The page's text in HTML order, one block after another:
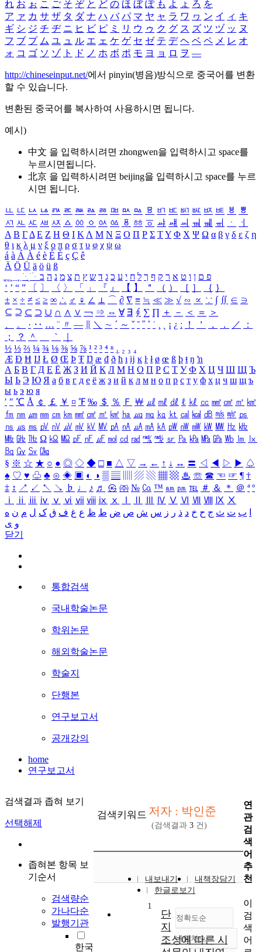
れ お ぉ こ ご そ ぞ と ど の ほ ぼ ぽ も よ ょ ろ を
ア ァ カ サ ザ タ ダ ナ ハ バ パ マ ヤ ャ ラ ワ ヮ ン イ ィ キ
ギ シ ジ チ ヂ ニ ヒ ビ ピ ミ リ ウ ゥ ク グ ス ズ ツ ヅ ッ ヌ
フ ブ プ ム ユ ュ ル エ ェ ケ ゲ セ ゼ テ デ ヘ ベ ペ メ レ オ
ォ コ ゴ ソ ゾ ト ド ノ ホ ボ ポ モ ヨ ョ ロ ヲ ―
http://chineseinput.net/에서 pinyin(병음)방식으로 중국어를 변환
할 수 있습니다.
변환된 중국어를 복사하여 사용하시면 됩니다.
예시)
中文 을 입력하시려면 zhongwen을 입력하시고 space를
누르시면됩니다.
北京 을 입력하시려면 beijing을 입력하시고 space를 누르
시면 됩니다.
ㅥ ㅦ ㅧ ㅨ ㅩ ㅪ ㅫ ㅬ ㅭ ㅮ ㅯ ㅰ ㅱ ㅲ ㅳ ㅴ ㅵ ㅶ ㅷ ㅸ
ㅹ
ㅺ ㅻ ㅼ ㅽ ㅾ ㅿ ㆀ ㆁ ㆂ ㆃ ㆄ ㆅ ㆆ ㆇ ㆈ ㆉ ㆊ ㆋ ㆌ ㆍ
ㆎ
Α Β ΓΔ Ε Ζ Η Θ Ι ΚΛ Μ Ν Ξ Ο Π Ρ Σ ΤΥ Φ Χ Ψ Ω α β γ δ ε ζ η
θ ι κ λ μ ν ξ ο π ρ σ τ υ φ χ ψ ω
á à Á À é è É È ç Ç ê
Ä Ö Ü ä ö ü ß
ִֶֹ ֻּ ׁׂ פ ם ן ו ט א ר ק ף ך ל ח י ע כ ג ד ש ץ ת צ מ נ ה ב
‘ ’ “ ” 〔 〕 〈 〉 「 」 『 』 【 】 ＂ （ ） ［ ］ ｛ ｝
± × ÷ ≠ ≤ ≥ ∞ ∴ ♂ ♀ ∠ ⊥ ⌒ ∂ ∇ ≡ ≒ ≪ ≫ √ ∽ ∝ ∵ ∫ ∬ ∈ ∋
⊆ ⊇ ⊂ ⊃ ∪ ∩ ∧ ∨ ￢ ⇒ ⇔ ∀ ∃ ∮ ∑ ∏ ＋ － ＜ ＝
＞
、
。 · ‥ … ¨ 〃 ― ＼ ∼ ´ ～ ˇ ˘ ˝ ˚ ˙ ¸ ¡ ¿ ː ！ ＇ ， ． ／
：
；
？ ＾ ｀
½ ⅓ ⅔ ¼ ¾ ⅛ ⅜ ⅝ ⅞ ¹ ² ³ ⁴ ⁿ ₁ ₂ ₃ ₄
Æ Ð Ħ Ĳ Ł Ø Œ Þ Ŧ Ŋ æ đ ð ħ ı ĳ ĸ ŀ ł ø œ ß þ ŧ ŋ ŉ
А Б В Г Д Е Ё Ж З И Й К Л М Н О П Р С Т У Ф Х Ц Ч Ш Щ Ъ
Ы Ь Э Ю Я а б в г д е ё ж з и й к л м н о п р с т у ф х ц ч ш щ ъ
ы ь э ю я
′ ″ ℃ Å ￠ ￡ ￥ ¤ ℉ ‰ ＄ ％ Ｆ ￦ ㎕ ㎖ ㎗ ℓ ㎘ ㏄ ㎣ ㎤ ㎥ ㎦
㎙ ㎚ ㎛ ㎜ ㎝ ㎞ ㎟ ㎠ ㎡ ㎢ ㏊ ㎍ ㎎ ㎏ ㏏ ㎈ ㎉ ㏈ ㎧ ㎨ ㎰
㎱ ㎲ ㎳ ㎴ ㎵ ㎶ ㎷ ㎸ ㎹ ㎀ ㎁ ㎂ ㎃ ㎄ ㎺ ㎻ ㎽ ㎾ ㎿ ㎐ ㎑
㎒ ㎓ ㎔ Ω ㏀ ㏁ ㎊ ㎋ ㎌ ㏖ ㏅ ㎭ ㎮ ㎯ ㏛ ㎩ ㎪ ㎫ ㎬ ㏝ ㏐
㏓
㏃ ㏉ ㏜ ㏆
§ ※ ☆ ★ ○ ● ◎ ◇ ◆ □ ■ △ ▽ → ← ↑ ↓ ↔ 〓 ◁ ◀ ▷ ▶ ♤
♠ ♡ ♥ ♧ ♣ ⊙ ◈ ▣ ◐ ◑ ▒ ▤ ▨ ▧ ▦ ▩ ♨ ☏ ☎ ☜ ☞ ¶ †
‡ ↕ ↗ ↙ ↖ ↘ ♭ ♩ ♪ ♬ ㉿ ㈜ № ㏇ ™ ㏂ ㏘ ℡ ＃ ＆ ＊ ＠ ª º
ⅰ
ⅱ ⅲ ⅳ ⅴ ⅵ ⅶ ⅷ ⅸ ⅹ Ⅳ Ⅴ Ⅵ Ⅶ Ⅷ Ⅸ Ⅹ
ب ت ث ج ح خ د ذ ر ز س ش ص ض ط ظ ع غ ف ق ک ل م ن ه
و ی
닫기
통합검색
국내학술논문
학위논문
해외학술논문
학술지
단행본
연구보고서
공개강의
home
연구보고서
검색결과 좁혀 보기
선택해제
좁혀본 항목 보
기순서
검색량순
가나다순
발행기관
한국
검색키워드 저자 : 박인준
(검색결과 3 건)
내보내기
내책장담기
한글로보기
정확도순
정확도
내림차순
1
단
지
조성에 따른 시
연
관
검
색
어
추
천
이
검
색
어